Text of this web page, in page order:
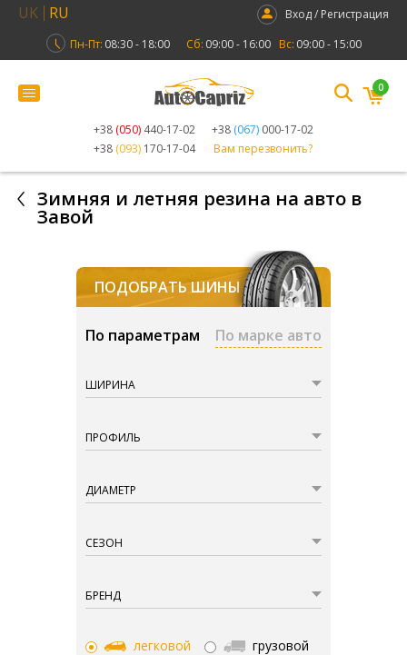
UK RU
Вход / Регистрация
Пн-Пт: 08:30 - 18:00 Сб: 09:00 - 16:00 Вс: 09:00 - 15:00
+38 (050) 440-17-02 +38 (067) 000-17-02
+38 (093) 170-17-04 Вам перезвонить?
0
Зимняя и летняя резина на авто в
Завой
ПОДОБРАТЬ ШИНЫ
По параметрам По марке авто
ШИРИНА
ПРОФИЛЬ
ДИАМЕТР
СЕЗОН
БРЕНД
легковой грузовой